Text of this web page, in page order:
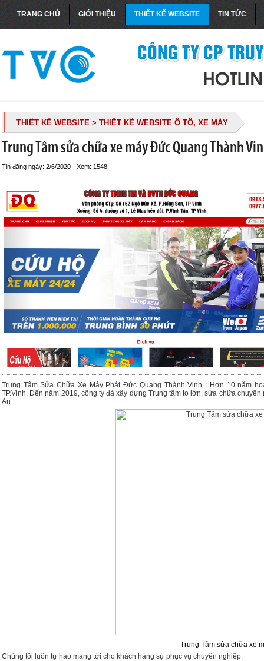
TRANG CHỦ GIỚI THIỆU THIẾT KẾ WEBSITE TIN TỨC
THIẾT KẾ WEBSITE > THIẾT KẾ WEBSITE Ô TÔ, XE MÁY
Trung Tâm sửa chữa xe máy Đức Quang Thành
Tin đăng ngày: 2/6/2020 - Xem: 1548
Trung Tâm Sửa Chữa Xe Máy Phát Đức Quang Thành Vinh : Hơn 10 năm
TP.Vinh. Đến năm 2019, công ty đã xây dựng Trung tâm to lớn, sửa chữa
An
Trung Tâm sửa chữa xe
Chúng tôi luôn tự hào mang tới cho khách hàng sự phục vụ chuyên nghiệp.